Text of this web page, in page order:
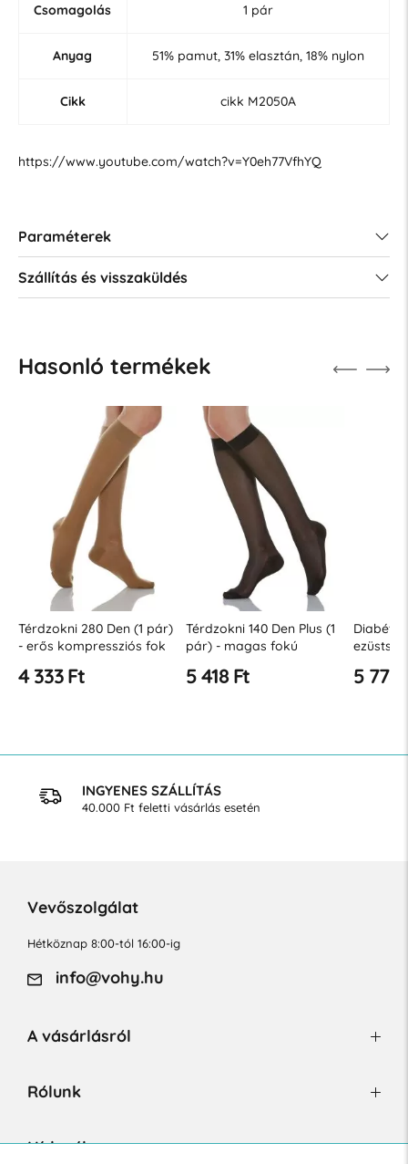
Csomagolás 1 pár
Anyag 51% pamut, 31% elasztán, 18% nylon
Cikk cikk M2050A
https://www.youtube.com/watch?v=Y0eh77VfhYQ
Paraméterek
Szállítás és visszaküldés
Hasonló termékek
Térdzokni 280 Den (1 pár)
- erős kompressziós fok
4 333 Ft
Térdzokni 140 Den Plus (1
pár) - magas fokú
Hgmm
5 418 Ft 5 778
INGYENES SZÁLLÍTÁS
40.000 Ft feletti vásárlás esetén
Vevőszolgálat
Hétköznap 8:00-tól 16:00-ig
info@vohy.hu
A vásárlásról
Rólunk
Hírlevél